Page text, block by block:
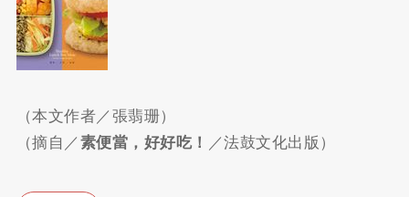
（本文作者／張翡珊）
（摘自／素便當，好好吃！ ／法鼓文化出版）